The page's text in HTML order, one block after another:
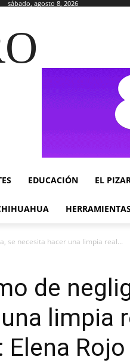
sábado, agosto 8, 2026
EDUCACIÓN EL
se necesita hacer una limpia real...
de
limpia
Elena